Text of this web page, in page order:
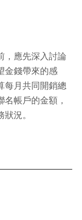
，應先深入討論
金錢帶來的感
每月共同開銷總
帳戶的金額，
況。